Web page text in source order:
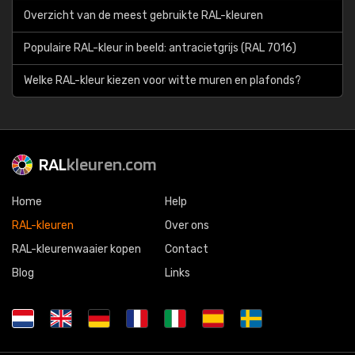
Overzicht van de meest gebruikte RAL-kleuren
Populaire RAL-kleur in beeld: antracietgrijs (RAL 7016)
Welke RAL-kleur kiezen voor witte muren en plafonds?
RALkleuren.com
Home
RAL-kleuren
RAL-kleurenwaaier kopen
Blog
Help
Over ons
Contact
Links